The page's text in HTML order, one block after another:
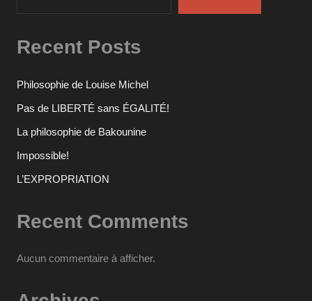
Recent Posts
Philosophie de Louise Michel
Pas de LIBERTÉ sans ÉGALITÉ!
La philosophie de Bakounine
Impossible!
L’EXPROPRIATION
Recent Comments
Aucun commentaire à afficher.